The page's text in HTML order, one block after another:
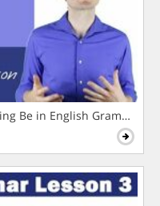
Be in English Grammar